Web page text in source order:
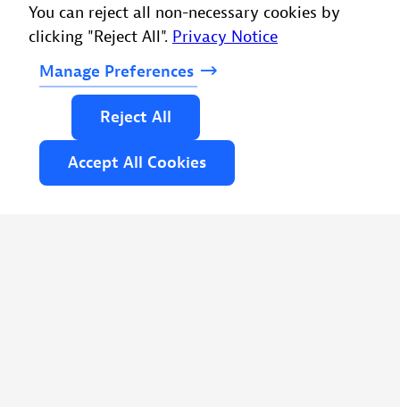
You can reject all non-necessary cookies by
clicking "Reject All". Privacy Notice
Manage Preferences
Reject All
Accept All Cookies